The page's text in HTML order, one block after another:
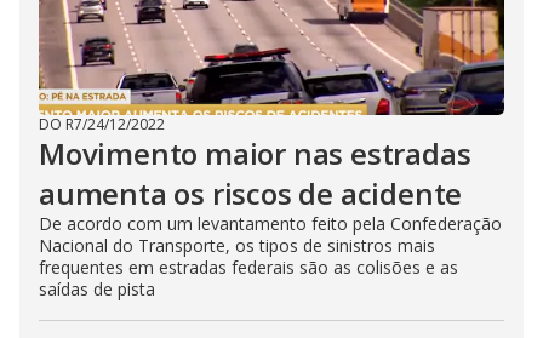
DO R7/24/12/2022
Movimento maior nas estradas
aumenta os riscos de acidente
De acordo com um levantamento feito pela Confederação
Nacional do Transporte, os tipos de sinistros mais
frequentes em estradas federais são as colisões e as
saídas de pista